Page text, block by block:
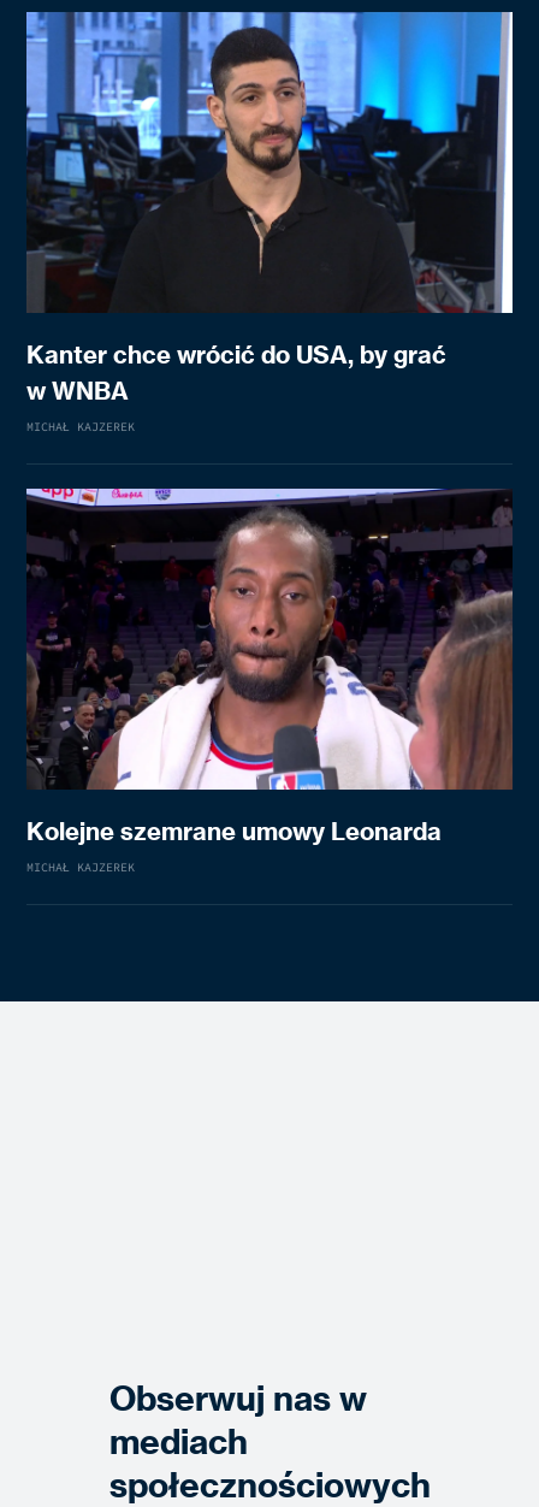
Kanter chce wrócić do USA, by grać
w WNBA
MICHAŁ KAJZEREK
Kolejne szemrane umowy Leonarda
MICHAŁ KAJZEREK
Obserwuj nas w
mediach
społecznościowych